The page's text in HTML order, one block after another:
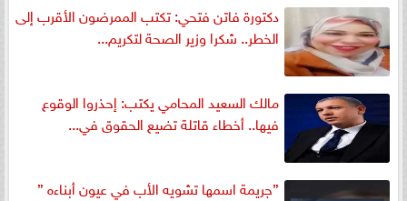
دكتورة فاتن فتحي: تكتب الممرضون الأقرب إلى
الخطر.. شكرا وزير الصحة لتكريم...
مالك السعيد المحامي يكتب: إحذروا الوقوع
فيها.. أخطاء قاتلة تضيع الحقوق في...
”جريمة اسمها تشويه الأب في عيون أبناءه ”